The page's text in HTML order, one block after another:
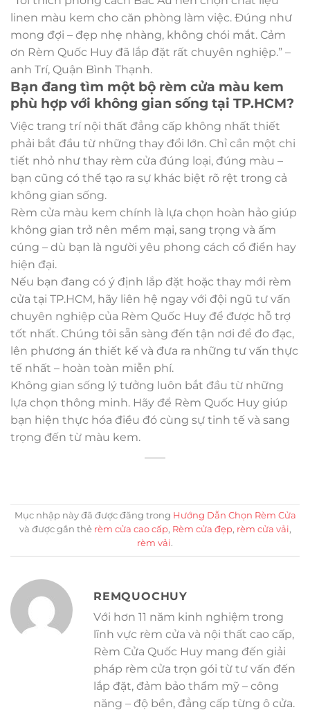
linen màu kem cho căn phòng làm việc. Đúng như
mong đợi – đẹp nhẹ nhàng, không chói mắt. Cảm
ơn Rèm Quốc Huy đã lắp đặt rất chuyên nghiệp.” –
anh Trí, Quận Bình Thạnh.
Bạn đang tìm một bộ rèm cửa màu kem
phù hợp với không gian sống tại TP.HCM?
Việc trang trí nội thất đẳng cấp không nhất thiết
phải bắt đầu từ những thay đổi lớn. Chỉ cần một chi
tiết nhỏ như thay rèm cửa đúng loại, đúng màu –
bạn cũng có thể tạo ra sự khác biệt rõ rệt trong cả
không gian sống.
Rèm cửa màu kem chính là lựa chọn hoàn hảo giúp
không gian trở nên mềm mại, sang trọng và ấm
cúng – dù bạn là người yêu phong cách cổ điển hay
hiện đại.
Nếu bạn đang có ý định lắp đặt hoặc thay mới rèm
cửa tại TP.HCM, hãy liên hệ ngay với đội ngũ tư vấn
chuyên nghiệp của Rèm Quốc Huy để được hỗ trợ
tốt nhất. Chúng tôi sẵn sàng đến tận nơi để đo đạc,
lên phương án thiết kế và đưa ra những tư vấn thực
tế nhất – hoàn toàn miễn phí.
Không gian sống lý tưởng luôn bắt đầu từ những
lựa chọn thông minh. Hãy để Rèm Quốc Huy giúp
bạn hiện thực hóa điều đó cùng sự tinh tế và sang
trọng đến từ màu kem.
Mục nhập này đã được đăng trong Hướng Dẫn Chọn Rèm Cửa
và được gắn thẻ rèm cửa cao cấp, Rèm cửa đẹp, rèm cửa vải,
rèm vải.
REMQUOCHUY
Với hơn 11 năm kinh nghiệm trong
lĩnh vực rèm cửa và nội thất cao cấp,
Rèm Cửa Quốc Huy mang đến giải
pháp rèm cửa trọn gói từ tư vấn đến
lắp đặt, đảm bảo thẩm mỹ – công
năng – độ bền, đẳng cấp từng ô cửa.